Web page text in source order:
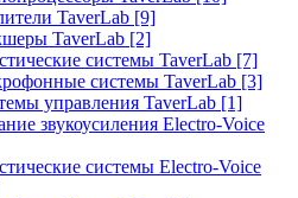
TaverLab [9]
TaverLab [2]
системы TaverLab [7]
системы TaverLab [3]
управления TaverLab [1]
звукоусиления Electro-Voice
системы Electro-Voice